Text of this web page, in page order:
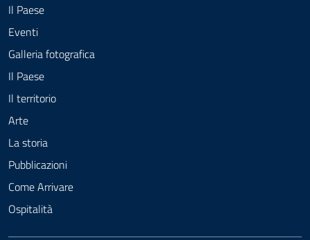
Il Paese
Eventi
Galleria fotografica
Il Paese
Il territorio
Arte
La storia
Pubblicazioni
Come Arrivare
Ospitalità